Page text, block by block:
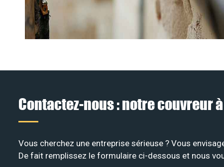
Contactez-nous : notre couvreur
Vous cherchez une entreprise sérieuse ? Vous
De fait remplissez le formulaire ci-dessous et nous